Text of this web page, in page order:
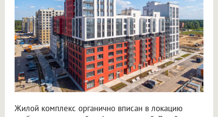
Жилой комплекс органично вписан в локацию